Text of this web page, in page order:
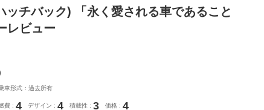
ッチバック) 「永く愛される車であること
レビュー
車形式：過去所有
費 4 デザイン 4 積載性 3 価格 4